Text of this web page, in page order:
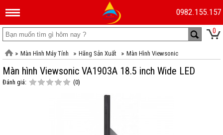
0982.155.157
0
Màn Hình Máy Tính Hãng Sản Xuất Màn Hình Viewsonic
Màn hình Viewsonic VA1903A 18.5 inch Wide LED
Đánh giá: (0)